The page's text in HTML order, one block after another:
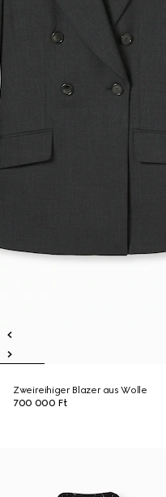
Zweireihiger Blazer aus Wolle
700 000 Ft